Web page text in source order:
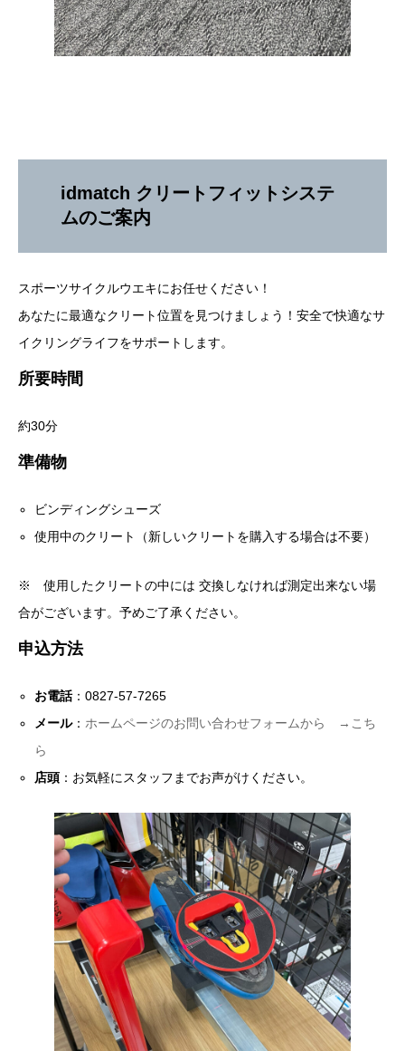
idmatch クリートフィットシステ
ムのご案内
スポーツサイクルウエキにお任せください！
あなたに最適なクリート位置を見つけましょう！安全で快適なサ
イクリングライフをサポートします。
所要時間
約30分
準備物
ビンディングシューズ
使用中のクリート（新しいクリートを購入する場合は不要）
※ 使用したクリートの中には 交換しなければ測定出来ない場
合がございます。予めご了承ください。
申込方法
お電話：0827-57-7265
メール：ホームページのお問い合わせフォームから →こち
ら
店頭 ：お気軽にスタッフまでお声がけください。